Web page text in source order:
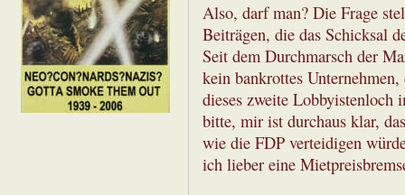
Also, darf man? Die Frage
Beiträgen, die das Schicksal
Seit dem Durchmarsch der
kein bankrottes
dieses zweite Lobbyistenloch
bitte, mir ist durchaus klar,
wie die FDP verteidigen
ich lieber eine